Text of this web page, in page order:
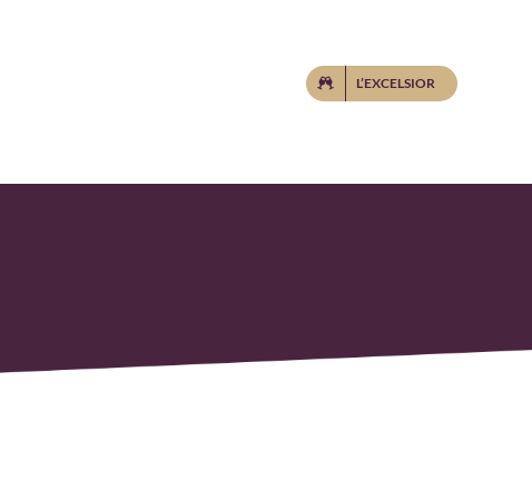
L’EXCELSIOR